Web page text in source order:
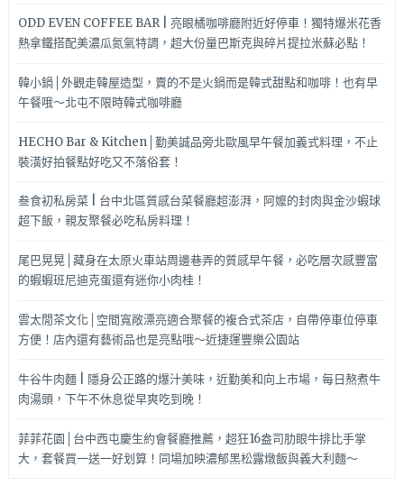
ODD EVEN COFFEE BAR | 亮眼橘咖啡廳附近好停車！獨特爆米花香
熱拿鐵搭配美濃瓜氮氣特調，超大份量巴斯克與碎片提拉米蘇必點！
韓小鍋│外觀走韓屋造型，賣的不是火鍋而是韓式甜點和咖啡！也有早
午餐哦～北屯不限時韓式咖啡廳
HECHO Bar & Kitchen│勤美誠品旁北歐風早午餐加義式料理，不止
裝潢好拍餐點好吃又不落俗套！
叁食初私房菜 | 台中北區質感台菜餐廳超澎湃，阿嬤的封肉與金沙蝦球
超下飯，親友聚餐必吃私房料理！
尾巴晃晃│藏身在太原火車站周邊巷弄的質感早午餐，必吃層次感豐富
的蝦蝦班尼迪克蛋還有迷你小肉桂！
雲太閒茶文化│空間寬敞漂亮適合聚餐的複合式茶店，自帶停車位停車
方便！店內還有藝術品也是亮點哦～近捷運豐樂公園站
牛谷牛肉麵 | 隱身公正路的爆汁美味，近勤美和向上市場，每日熬煮牛
肉湯頭，下午不休息從早爽吃到晚！
菲菲花園│台中西屯慶生約會餐廳推薦，超狂16盎司肋眼牛排比手掌
大，套餐買一送一好划算！同場加映濃郁黑松露燉飯與義大利麵～